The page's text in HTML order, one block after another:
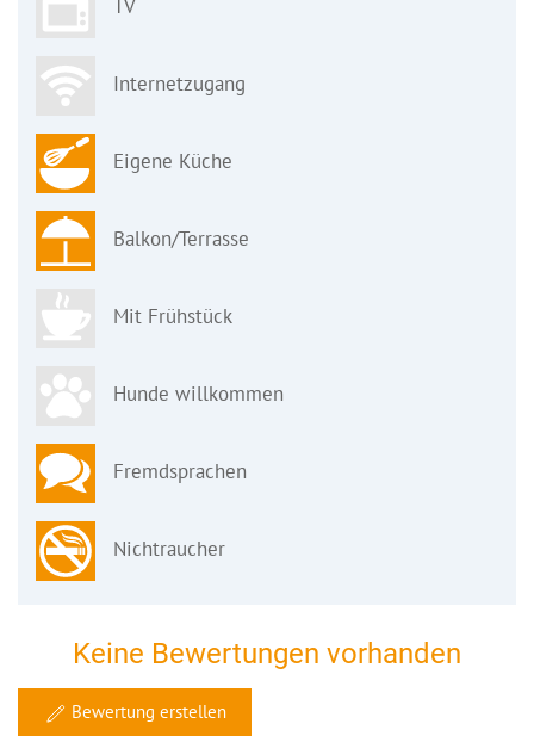
TV
Internetzugang
Eigene Küche
Balkon/Terrasse
Mit Frühstück
Hunde willkommen
Fremdsprachen
Nichtraucher
Keine Bewertungen vorhanden
Bewertung erstellen